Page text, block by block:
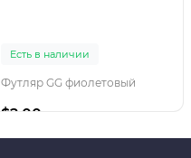
Есть в наличии
Футляр GG фиолетовый
$2.00